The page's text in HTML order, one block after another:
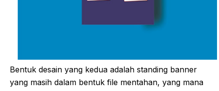
Bentuk desain yang kedua adalah standing banner
yang masih dalam bentuk file mentahan, yang mana